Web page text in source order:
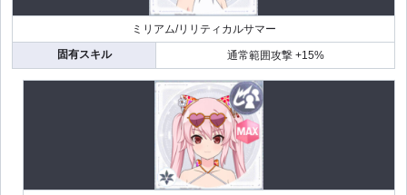
ミリアム/リリティカルサマー
固有スキル
通常範囲攻撃 +15%